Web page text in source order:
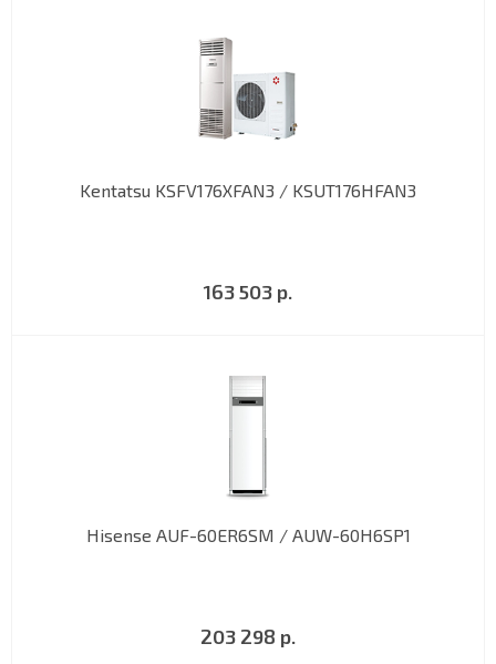
Kentatsu KSFV176XFAN3 / KSUT176HFAN3
163 503 р.
Hisense AUF-60ER6SM / AUW-60H6SP1
203 298 р.